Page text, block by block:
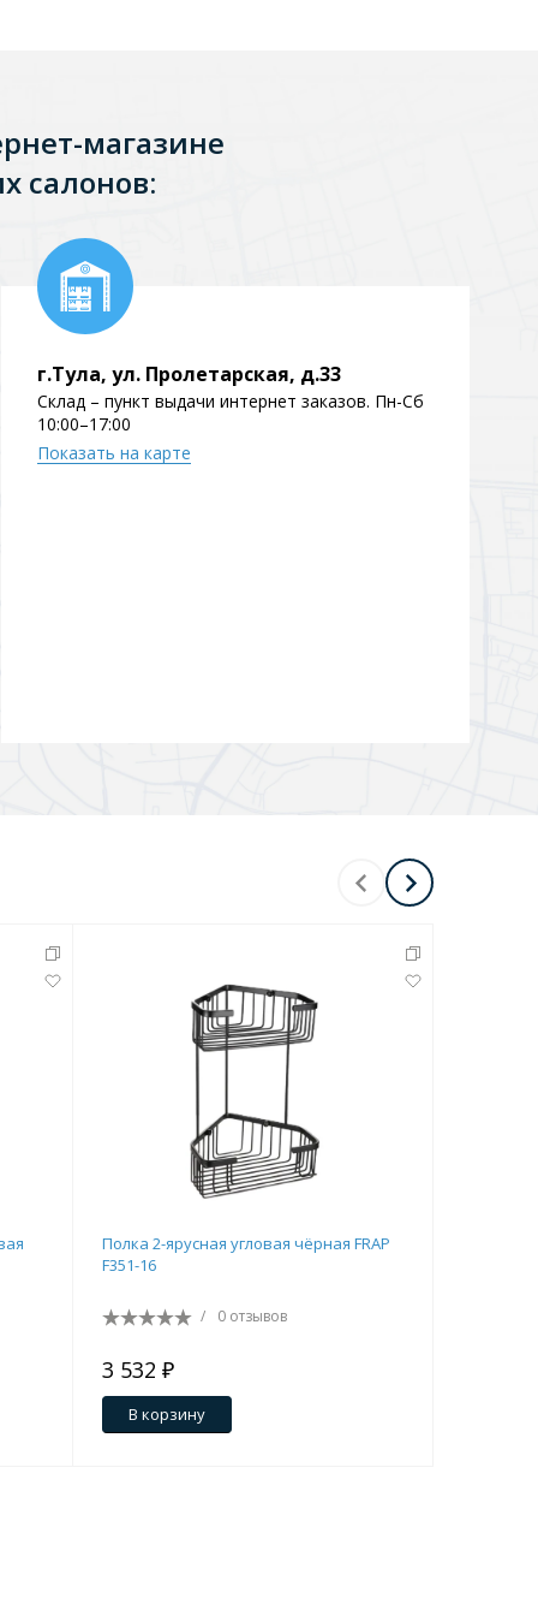
магазине
салонов:
г.Тула, ул. Пролетарская, д.33
Склад – пункт выдачи интернет заказов. Пн-Сб
10:00–17:00
Показать на карте
Полка 2-ярусная угловая чёрная FRAP
F351-16
/ 0 отзывов
3 532 ₽
В корзину